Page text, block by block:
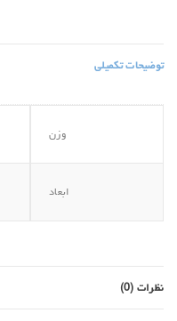
توضیحات تکمیلی
وزن
ابعاد
نظرات (0)